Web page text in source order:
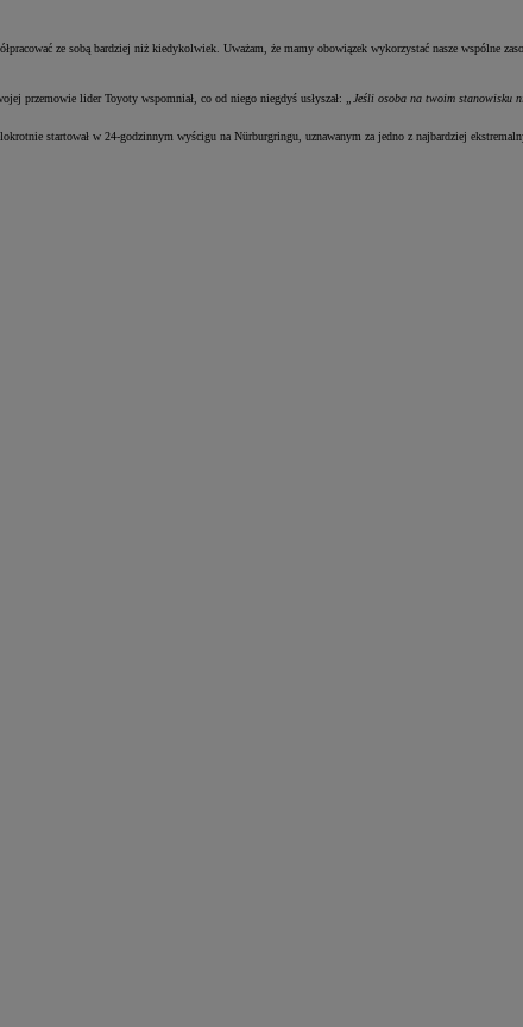
ze sobą bardziej niż kiedykolwiek. Uważam, że mamy obowiązek wykorzystać nasze wspólne
przemowie lider Toyoty wspomniał, co od niego niegdyś usłyszał: „Jeśli osoba na twoim stanowisku
startował w 24-godzinnym wyścigu na Nürburgringu, uznawanym za jedno z najbardziej